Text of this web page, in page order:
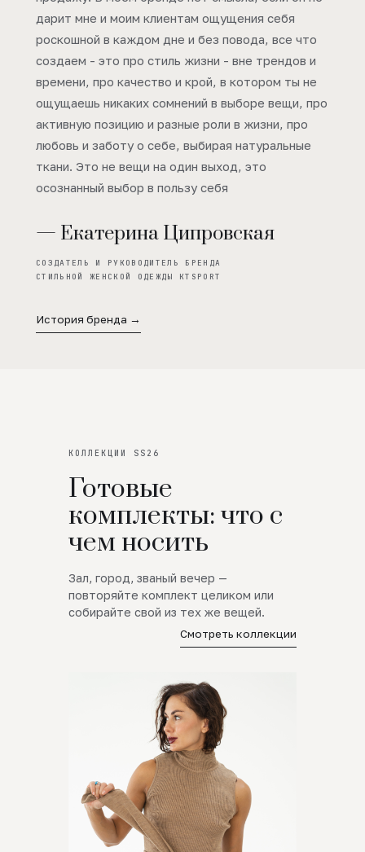
дарит мне и моим клиентам ощущения себя
роскошной в каждом дне и без повода, все что
создаем - это про стиль жизни - вне трендов и
времени, про качество и крой, в котором ты не
ощущаешь никаких сомнений в выборе вещи, про
активную позицию и разные роли в жизни, про
любовь и заботу о себе, выбирая натуральные
ткани. Это не вещи на один выход, это
осознанный выбор в пользу себя
— Екатерина Ципровская
СОЗДАТЕЛЬ И РУКОВОДИТЕЛЬ БРЕНДА
СТИЛЬНОЙ ЖЕНСКОЙ ОДЕЖДЫ KTSPORT
История бренда →
КОЛЛЕКЦИИ SS26
Готовые
комплекты: что с
чем носить
Зал, город, званый вечер —
повторяйте комплект целиком или
собирайте свой из тех же вещей.
Смотреть коллекции